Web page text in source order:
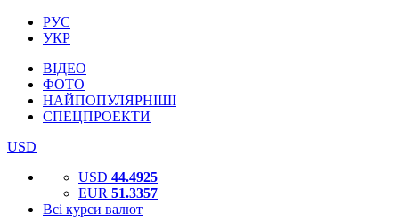
РУС
УКР
ВІДЕО
ФОТО
НАЙПОПУЛЯРНІШІ
СПЕЦПРОЕКТИ
USD
USD 44.4925
EUR 51.3357
Всі курси валют